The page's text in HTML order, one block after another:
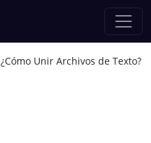
¿Cómo Unir Archivos de Texto?